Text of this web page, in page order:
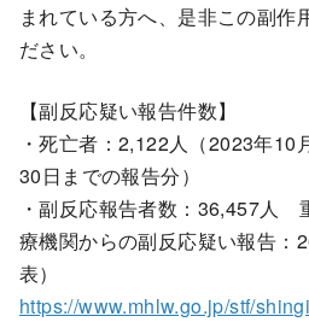
まれている方へ、是非この副作
ださい。
【副反応疑い報告件数】
・死亡者：2,122人（2023年10
30日までの報告分）
・副反応報告者数：36,457人
療機関からの副反応疑い報告：
表）
https://www.mhlw.go.jp/stf/